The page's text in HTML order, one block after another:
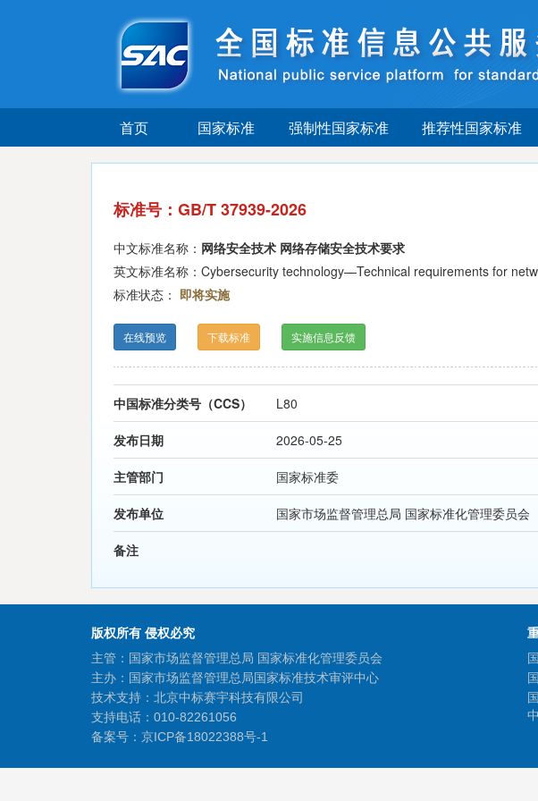
首页 国家标准 强制性国家标准 推荐性国家标准
标准号：GB/T 37939-2026
中文标准名称： 网络安全技术 网络存储安全技术要求
英文标准名称：Cybersecurity technology—Technical requirements for
标准状态： 即将实施
在线预览 下载标准 实施信息反馈
中国标准分类号（CCS） L80
发布日期 2026-05-25
主管部门 国家标准委
发布单位 国家市场监督管理总局 国家标准化管理委员会
备注
版权所有 侵权必究
主管：国家市场监督管理总局 国家标准化管理委员会
主办：国家市场监督管理总局国家标准技术审评中心
技术支持：北京中标赛宇科技有限公司
支持电话：010-82261056
备案号： 京ICP备18022388号-1